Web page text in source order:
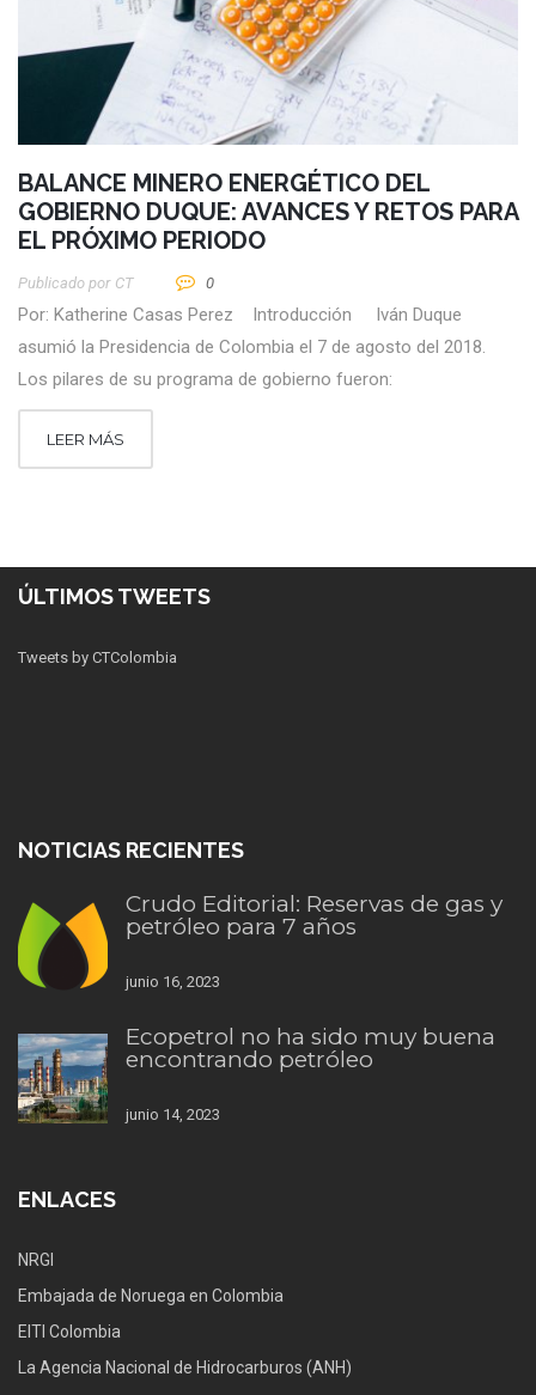
BALANCE MINERO ENERGÉTICO DEL
GOBIERNO DUQUE: AVANCES Y RETOS PARA
EL PRÓXIMO PERIODO
Publicado por CT 0
Por: Katherine Casas Perez Introducción Iván Duque
asumió la Presidencia de Colombia el 7 de agosto del 2018.
Los pilares de su programa de gobierno fueron:
LEER MÁS
ÚLTIMOS TWEETS
Tweets by CTColombia
NOTICIAS RECIENTES
Crudo Editorial: Reservas de gas y
petróleo para 7 años
junio 16, 2023
Ecopetrol no ha sido muy buena
encontrando petróleo
junio 14, 2023
ENLACES
NRGI
Embajada de Noruega en Colombia
EITI Colombia
La Agencia Nacional de Hidrocarburos (ANH)